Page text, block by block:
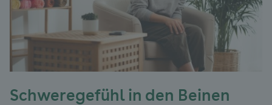
Schweregefühl in den Beinen